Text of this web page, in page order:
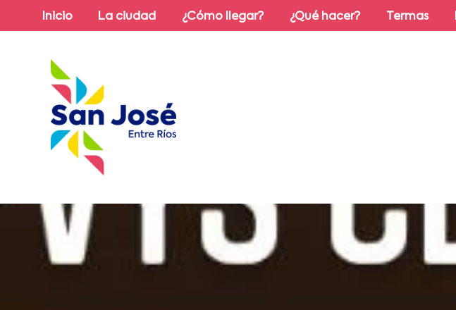
Inicio La ciudad ¿Cómo llegar? ¿Qué hacer? Termas